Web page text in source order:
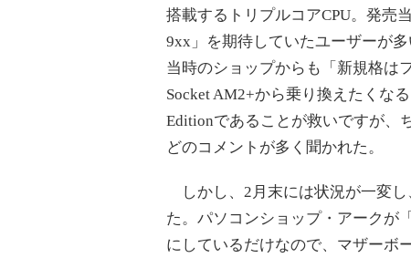
搭載するトリプルコアCPU。発売
9xx」を期待していたユーザーが多
当時のショップからも「新規格は
Socket AM2+から乗り換えたく
Editionであることが救いですが、
どのコメントが多く聞かれた。
しかし、2月末には状況が一変し
た。パソコンショップ・アークが
にしているだけなので、マザーボ